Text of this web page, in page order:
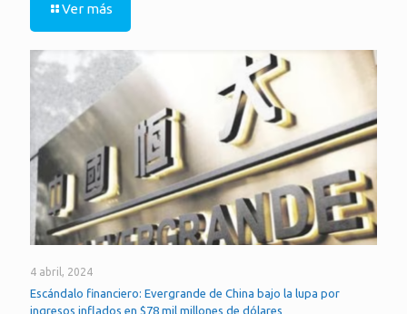
Ver más
4 abril, 2024
Escándalo financiero: Evergrande de China bajo la lupa por
ingresos inflados en $78 mil millones de dólares